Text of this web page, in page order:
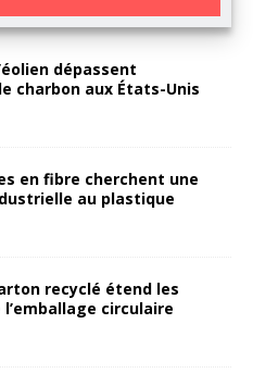
dépassent
charbon aux États-Unis
en fibre cherchent une
au plastique
recyclé étend les
circulaire